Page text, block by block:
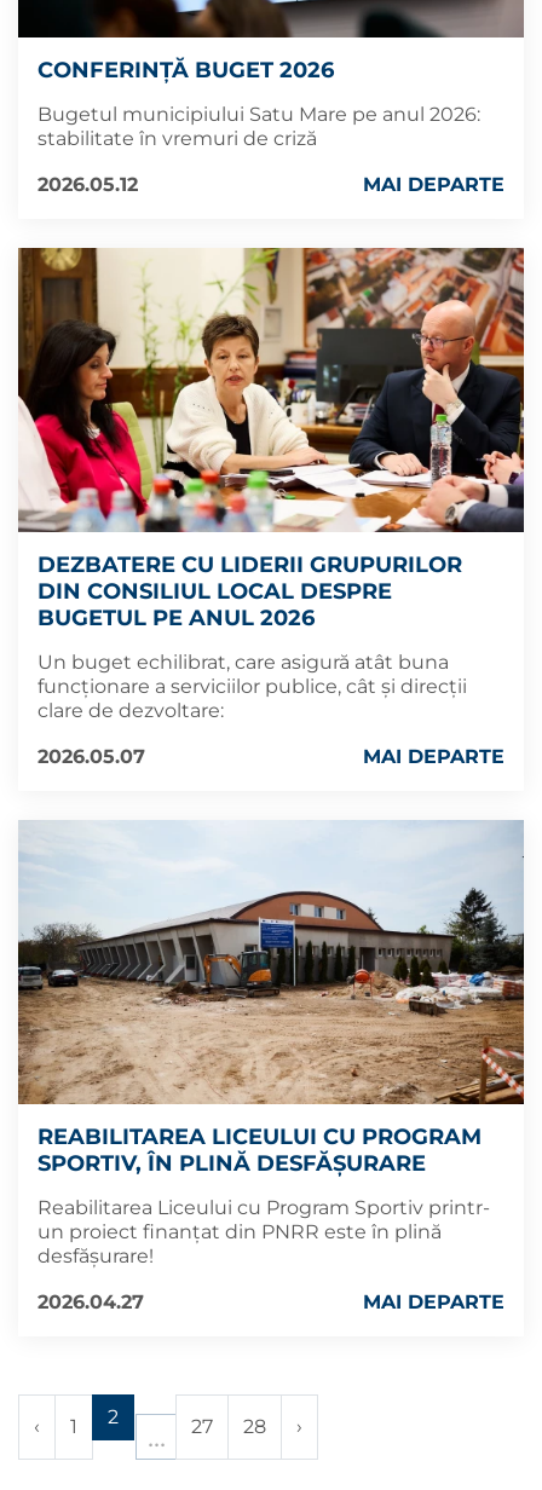
CONFERINȚĂ BUGET 2026
Bugetul municipiului Satu Mare pe anul 2026:
stabilitate în vremuri de criză
2026.05.12
MAI DEPARTE
DEZBATERE CU LIDERII GRUPURILOR
DIN CONSILIUL LOCAL DESPRE
BUGETUL PE ANUL 2026
Un buget echilibrat, care asigură atât buna
funcționare a serviciilor publice, cât și direcții
clare de dezvoltare:
2026.05.07
MAI DEPARTE
REABILITAREA LICEULUI CU PROGRAM
SPORTIV, ÎN PLINĂ DESFĂȘURARE
Reabilitarea Liceului cu Program Sportiv printr-
un proiect finanțat din PNRR este în plină
desfășurare!
2026.04.27
MAI DEPARTE
‹ 1 2 27 28 ›